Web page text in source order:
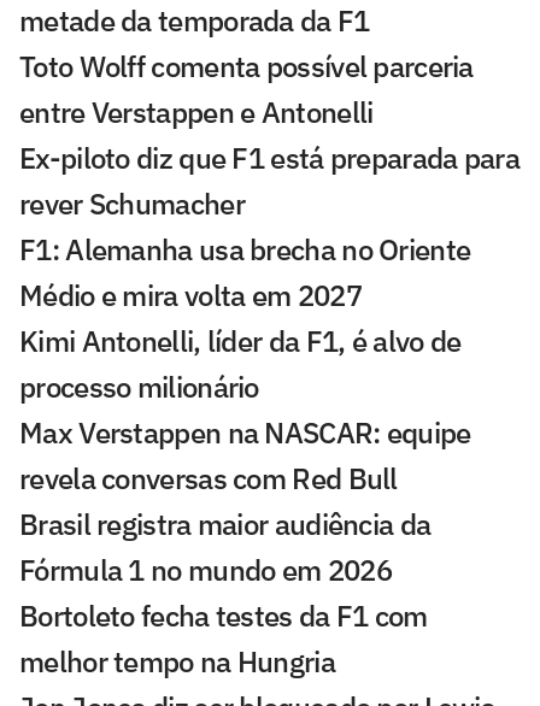
metade da temporada da F1
Toto Wolff comenta possível parceria
entre Verstappen e Antonelli
Ex-piloto diz que F1 está preparada para
rever Schumacher
F1: Alemanha usa brecha no Oriente
Médio e mira volta em 2027
Kimi Antonelli, líder da F1, é alvo de
processo milionário
Max Verstappen na NASCAR: equipe
revela conversas com Red Bull
Brasil registra maior audiência da
Fórmula 1 no mundo em 2026
Bortoleto fecha testes da F1 com
melhor tempo na Hungria